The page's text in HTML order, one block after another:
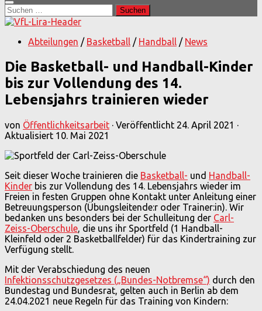
Suchen
nach:
Abteilungen / Basketball / Handball / News
Die Basketball- und Handball-Kinder
bis zur Vollendung des 14.
Lebensjahrs trainieren wieder
von Öffentlichkeitsarbeit · Veröffentlicht 24. April 2021 ·
Aktualisiert 10. Mai 2021
Seit dieser Woche trainieren die Basketball- und Handball-
Kinder bis zur Vollendung des 14. Lebensjahrs wieder im
Freien in festen Gruppen ohne Kontakt unter Anleitung einer
Betreuungsperson (Übungsleitende:r oder Trainer:in). Wir
bedanken uns besonders bei der Schulleitung der Carl-
Zeiss-Oberschule, die uns ihr Sportfeld (1 Handball-
Kleinfeld oder 2 Basketballfelder) für das Kindertraining zur
Verfügung stellt.
Mit der Verabschiedung des neuen
Infektionsschutzgesetzes („Bundes-Notbremse“) durch den
Bundestag und Bundesrat, gelten auch in Berlin ab dem
24.04.2021 neue Regeln für das Training von Kindern: